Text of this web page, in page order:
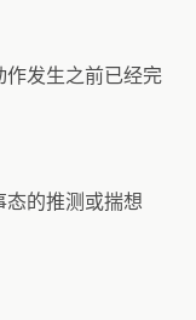
作发生之前已经完
的推测或揣想